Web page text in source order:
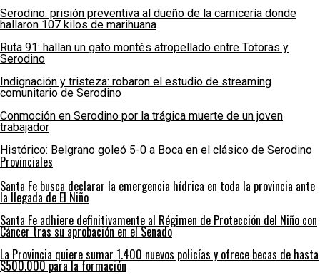
Serodino: prisión preventiva al dueño de la carnicería donde
hallaron 107 kilos de marihuana
Ruta 91: hallan un gato montés atropellado entre Totoras y
Serodino
Indignación y tristeza: robaron el estudio de streaming
comunitario de Serodino
Conmoción en Serodino por la trágica muerte de un joven
trabajador
Histórico: Belgrano goleó 5-0 a Boca en el clásico de Serodino
Provinciales
Santa Fe busca declarar la emergencia hídrica en toda la provincia ante
la llegada de El Niño
Santa Fe adhiere definitivamente al Régimen de Protección del Niño con
Cáncer tras su aprobación en el Senado
La Provincia quiere sumar 1.400 nuevos policías y ofrece becas de hasta
$500.000 para la formación